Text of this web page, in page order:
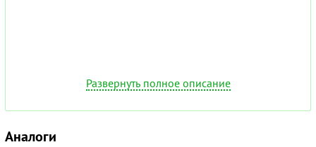
Развернуть полное описание
Аналоги